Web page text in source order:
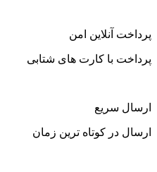
پرداخت آنلاین امن
پرداخت با کارت های شتابی
ارسال سریع
ارسال در کوتاه ترین زمان